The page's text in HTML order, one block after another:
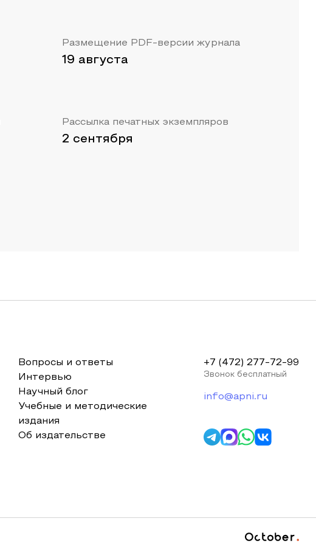
Размещение PDF-версии журнала
19 августа
Рассылка печатных экземпляров
2 сентября
Вопросы и ответы
Интервью
Научный блог
Учебные и методические
издания
Об издательстве
+7 (472) 277-72-99
Звонок бесплатный
info@apni.ru